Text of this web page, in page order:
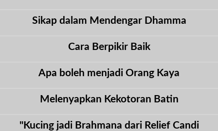
Sikap dalam Mendengar Dhamma
Cara Berpikir Baik
Apa boleh menjadi Orang Kaya
Melenyapkan Kekotoran Batin
"Kucing jadi Brahmana dari Relief Candi